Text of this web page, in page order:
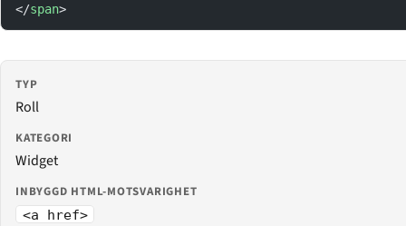
</span>
TYP
Roll
KATEGORI
Widget
INBYGGD HTML-MOTSVARIGHET
<a href>